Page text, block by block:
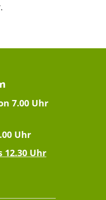
7.00 Uhr
Uhr
Uhr